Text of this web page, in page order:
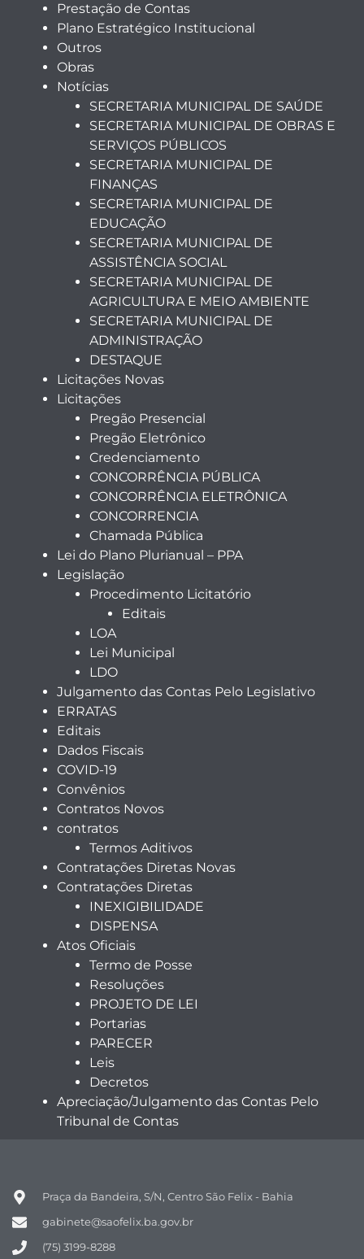
Prestação de Contas
Plano Estratégico Institucional
Outros
Obras
Notícias
SECRETARIA MUNICIPAL DE SAÚDE
SECRETARIA MUNICIPAL DE OBRAS E
SERVIÇOS PÚBLICOS
SECRETARIA MUNICIPAL DE
FINANÇAS
SECRETARIA MUNICIPAL DE
EDUCAÇÃO
SECRETARIA MUNICIPAL DE
ASSISTÊNCIA SOCIAL
SECRETARIA MUNICIPAL DE
AGRICULTURA E MEIO AMBIENTE
SECRETARIA MUNICIPAL DE
ADMINISTRAÇÃO
DESTAQUE
Licitações Novas
Licitações
Pregão Presencial
Pregão Eletrônico
Credenciamento
CONCORRÊNCIA PÚBLICA
CONCORRÊNCIA ELETRÔNICA
CONCORRENCIA
Chamada Pública
Lei do Plano Plurianual – PPA
Legislação
Procedimento Licitatório
Editais
LOA
Lei Municipal
LDO
Julgamento das Contas Pelo Legislativo
ERRATAS
Editais
Dados Fiscais
COVID-19
Convênios
Contratos Novos
contratos
Termos Aditivos
Contratações Diretas Novas
Contratações Diretas
INEXIGIBILIDADE
DISPENSA
Atos Oficiais
Termo de Posse
Resoluções
PROJETO DE LEI
Portarias
PARECER
Leis
Decretos
Apreciação/Julgamento das Contas Pelo
Tribunal de Contas
Praça da Bandeira, S/N, Centro São Felix - Bahia
gabinete@saofelix.ba.gov.br
(75) 3199-8288